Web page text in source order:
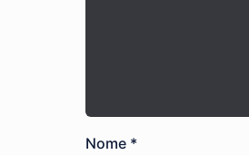
Nome *